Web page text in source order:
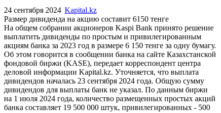
24 сентября 2024 Kapital.kz
Размер дивиденда на акцию составит 6150 тенге
На общем собрании акционеров Kaspi Bank принято решение
выплатить дивиденды по простым и привилегированным
акциям банка за 2023 год в размере 6 150 тенге за одну бумагу.
Об этом говорится в сообщении банка на сайте Казахстанской
фондовой биржи (KASE), передает корреспондент центра
деловой информации Kapital.kz. Уточняется, что выплата
дивидендов началась 23 сентября 2024 года. Общую сумму
дивидендов для выплаты банк не указал. По данным биржи
на 1 июля 2024 года, количество размещенных простых акций
банка составляет 19 500 000 штук, привилегированных - 500